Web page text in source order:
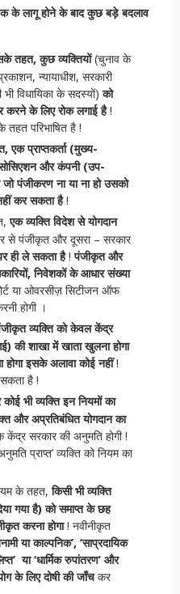
के लागू होने के बाद कुछ बड़े बदलाव
तहत, कुछ व्यक्तियों(चुनाव के
न्यायाधीश, सरकारी
भी विधायिका के सदस्यों)को
करने के लिए रोक लगाई है!
परिभाषित है !
एक प्राप्तकर्ता (मुख्य-
और कंपनी (उप-
जो पंजीकरण ना या ना हो उसको
कर सकता है!
एक व्यक्ति विदेश से योगदान
से पंजीकृत और दूसरा – सरकार
ही ले सकता है!पंजीकृत और
निवेशकों के आधार संख्या
या ओवरसीज़ सिटीजन ऑफ
होगी ।
व्यक्ति को केवल केंद्र
की शाखा में खाता खुलना होगा
होगा इसके अलावा कोई नहीं!
है !
भी व्यक्ति इन नियमों का
और अप्रतिबंधित योगदान का
सरकार की अनुमति होगी !
प्राप्त’ व्यक्ति को नियम का
के तहत, किसी भी व्यक्ति
गया है) को समाप्त के छह
करना होगा! नवीनीकृत
या काल्पनिक’, ‘साप्रदायिक
या ‘धार्मिक रुपांतरण’ और
के लिए दोषी की जाँचकर